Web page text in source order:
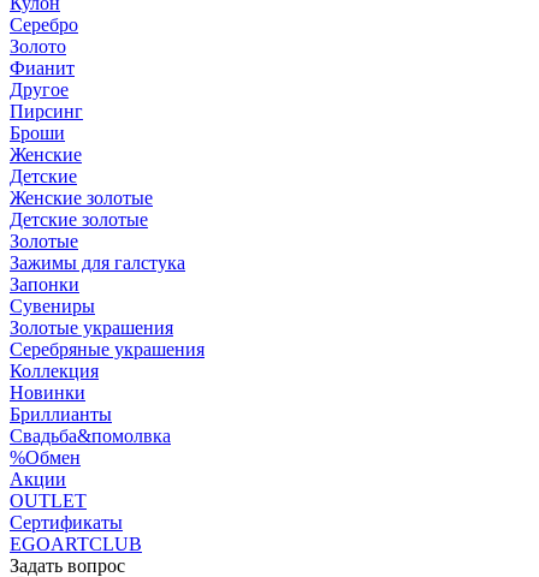
Серебро
Золото
Фианит
Другое
Пирсинг
Броши
Женские
Детские
Женские золотые
Детские золотые
Золотые
Зажимы для галстука
Запонки
Сувениры
Золотые украшения
Серебряные украшения
Коллекция
Новинки
Бриллианты
Свадьба&помолвка
%Обмен
Акции
OUTLET
Сертификаты
EGOARTCLUB
Задать вопрос